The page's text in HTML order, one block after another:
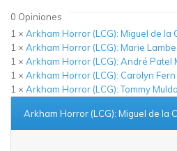
0 Opiniones
1 × Arkham Horror (LCG): Miguel de la
1 × Arkham Horror (LCG): Marie
1 × Arkham Horror (LCG): André Patel
1 × Arkham Horror (LCG): Carolyn
1 × Arkham Horror (LCG): Tommy
Arkham Horror (LCG): Miguel de la